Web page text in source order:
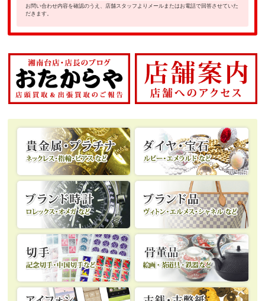
お問い合わせ内容を確認のうえ、店舗スタッフよりメールまたはお電話で回答させていた
だきます。